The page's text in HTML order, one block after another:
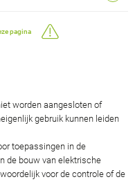
pagina
worden aangesloten of
gebruik kunnen leiden
toepassingen in de
de bouw van elektrische
voor de controle of de